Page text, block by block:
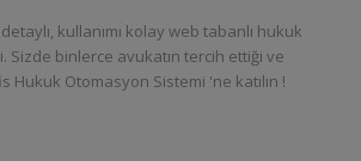
kullanımı kolay web tabanlı hukuk
Sizde binlerce avukatın tercih ettiği ve
Hukuk Otomasyon Sistemi 'ne katılın !